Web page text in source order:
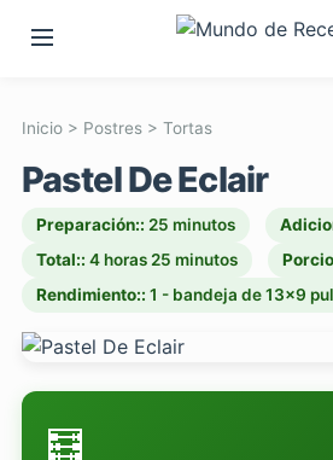
Inicio> Postres> Tortas
Pastel De Eclair
Preparación:: 25 minutos
Total:: 4 horas 25 minutos
Rendimiento:: 1 - bandeja de 13x9
🧮